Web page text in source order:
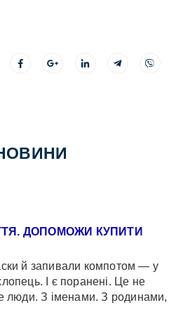
ДОПОМОЖИ КУПИТИ
й запивали компотом — у
І є поранені. Це не
люди. З іменами. З родинами,